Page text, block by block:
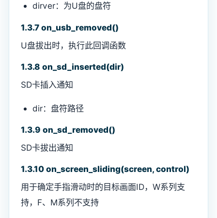
dirver：为U盘的盘符
1.3.7 on_usb_removed()
U盘拔出时，执行此回调函数
1.3.8 on_sd_inserted(dir)
SD卡插入通知
dir：盘符路径
1.3.9 on_sd_removed()
SD卡拔出通知
1.3.10 on_screen_sliding(screen, control)
用于确定手指滑动时的目标画面ID，W系列支
持，F、M系列不支持